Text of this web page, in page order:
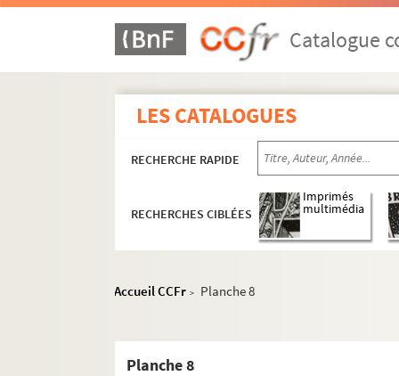
Catalogue
LES CATALOGUES
RECHERCHE RAPIDE
RECHERCHES CIBLÉES
Imprimés
multimédia
Accueil CCFr > Planche 8
Planche 8